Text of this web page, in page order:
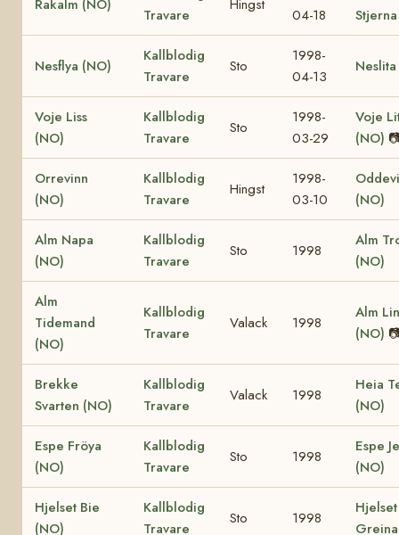
Rakalm (NO)
Travare
Hingst
04-18
Nesflya (NO)
Kallblodig
Travare
Sto
1998-
04-13
Voje Liss
(NO)
Kallblodig
Travare
Sto
1998-
03-29
Voje
(NO)
Orrevinn
(NO)
Kallblodig
Travare
Hingst
1998-
03-10
(NO)
Alm Napa
(NO)
Kallblodig
Travare
Sto 1998
Alm
(NO)
Alm
Tidemand
(NO)
Kallblodig
Travare
Valack 1998
Alm
(NO)
Brekke
Svarten (NO)
Kallblodig
Travare
Valack 1998
Heia
(NO)
Espe Fröya
(NO)
Kallblodig
Travare
Sto 1998
Espe
(NO)
Hjelset Bie
(NO)
Kallblodig
Travare
Sto 1998
Hjelset